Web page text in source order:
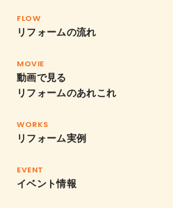
FLOW
リフォームの流れ
MOVIE
動画で見る
リフォームのあれこれ
WORKS
リフォーム実例
EVENT
イベント情報